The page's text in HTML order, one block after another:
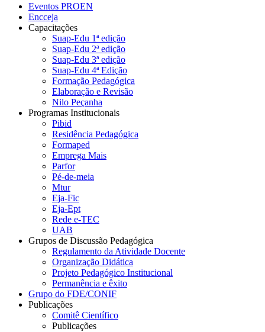
Eventos PROEN
Encceja
Capacitações
Suap-Edu 1ª edição
Suap-Edu 2ª edição
Suap-Edu 3ª edição
Suap-Edu 4ª Edição
Formação Pedagógica
Elaboração e Revisão
Nilo Peçanha
Programas Institucionais
Pibid
Residência Pedagógica
Formaped
Emprega Mais
Parfor
Pé-de-meia
Mtur
Eja-Fic
Eja-Ept
Rede e-TEC
UAB
Grupos de Discussão Pedagógica
Regulamento da Atividade Docente
Organização Didática
Projeto Pedagógico Institucional
Permanência e êxito
Grupo do FDE/CONIF
Publicações
Comitê Científico
Publicações